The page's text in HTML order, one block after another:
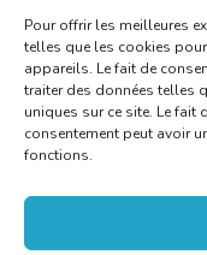
Pour offrir les meilleures
telles que les cookies
appareils. Le fait de
traiter des données telles
uniques sur ce site. Le fait
consentement peut avoir
fonctions.